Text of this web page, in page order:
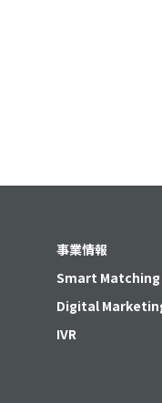
事業情報
Smart Matching
Digital
IVR